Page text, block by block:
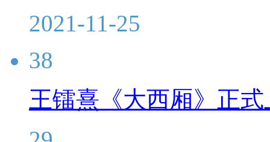
2021-11-25
38
王镭熹《大西厢》正式